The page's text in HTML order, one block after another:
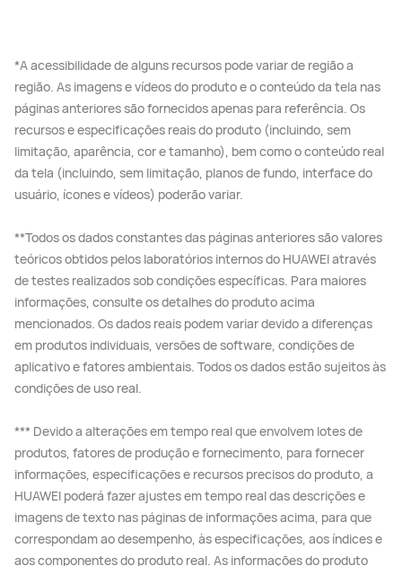
*A acessibilidade de alguns recursos pode variar de região a
região. As imagens e vídeos do produto e o conteúdo da tela nas
páginas anteriores são fornecidos apenas para referência. Os
recursos e especificações reais do produto (incluindo, sem
limitação, aparência, cor e tamanho), bem como o conteúdo real
da tela (incluindo, sem limitação, planos de fundo, interface do
usuário, ícones e vídeos) poderão variar.
**Todos os dados constantes das páginas anteriores são valores
teóricos obtidos pelos laboratórios internos do HUAWEI através
de testes realizados sob condições específicas. Para maiores
informações, consulte os detalhes do produto acima
mencionados. Os dados reais podem variar devido a diferenças
em produtos individuais, versões de software, condições de
aplicativo e fatores ambientais. Todos os dados estão sujeitos às
condições de uso real.
*** Devido a alterações em tempo real que envolvem lotes de
produtos, fatores de produção e fornecimento, para fornecer
informações, especificações e recursos precisos do produto, a
HUAWEI poderá fazer ajustes em tempo real das descrições e
imagens de texto nas páginas de informações acima, para que
correspondam ao desempenho, às especificações, aos índices e
aos componentes do produto real. As informações do produto